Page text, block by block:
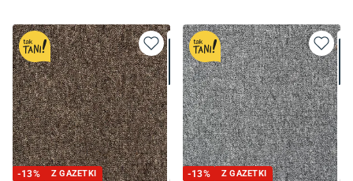
-13% Z GAZETKI -13% Z GAZETKI